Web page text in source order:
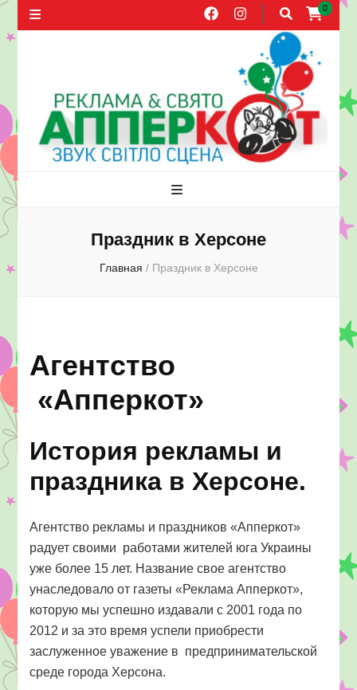
0
Агентство
рекламы и
праздника
АППЕРКОТ.
Херсон
распространение листовок в Херсоне
Праздник в Херсоне
Главная / Праздник в Херсоне
Агентство
«Апперкот»
История рекламы и
праздника в Херсоне.
Агентство рекламы и праздников «Апперкот»
радует своими работами жителей юга Украины
уже более 15 лет. Название свое агентство
унаследовало от газеты «Реклама Апперкот»,
которую мы успешно издавали с 2001 года по
2012 и за это время успели приобрести
заслуженное уважение в предпринимательской
среде города Херсона.